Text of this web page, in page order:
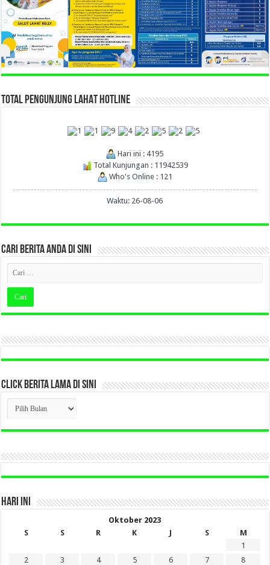
TOTAL PENGUNJUNG LAHAT HOTLINE
Hari ini : 4195
Total Kunjungan : 11942539
Who's Online : 121
Waktu: 26-08-06
CARI BERITA ANDA DI SINI
CLICK BERITA LAMA DI SINI
CLICK
BERITA
LAMA
DI
HARI INI
Oktober 2023
S
S R K J S
M
1
2
3 4 5 6 7
8